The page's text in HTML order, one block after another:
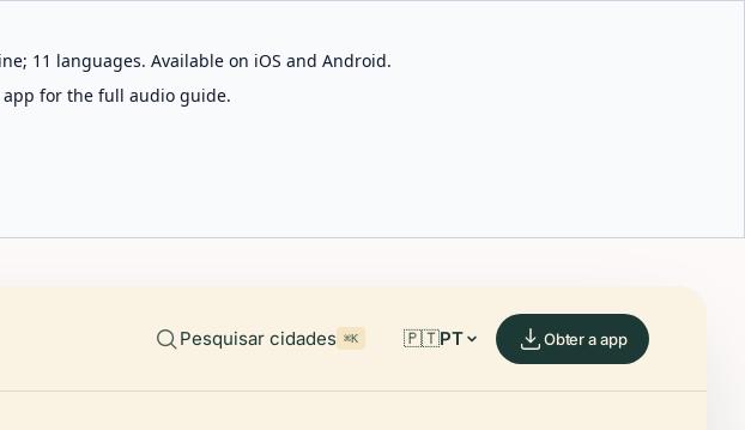
11 languages. Available on iOS and Android.
app for the full audio guide.
Pesquisar cidades ⌘K 🇵🇹PT Obter a app